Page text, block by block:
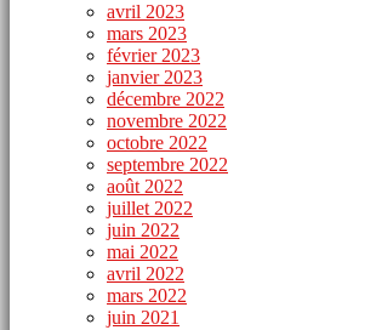
avril 2023
mars 2023
février 2023
janvier 2023
décembre 2022
novembre 2022
octobre 2022
septembre 2022
août 2022
juillet 2022
juin 2022
mai 2022
avril 2022
mars 2022
juin 2021